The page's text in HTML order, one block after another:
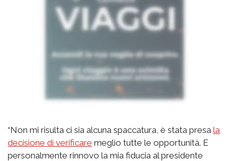
“Non mi risulta ci sia alcuna spaccatura, è stata presa la
decisione di verificare meglio tutte le opportunità. E
personalmente rinnovo la mia fiducia al presidente